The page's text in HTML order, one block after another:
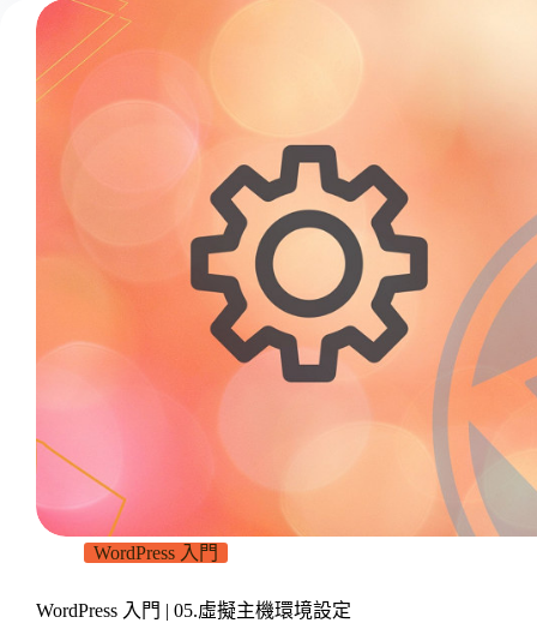
WordPress 入門
WordPress 入門 | 05.虛擬主機環境設定